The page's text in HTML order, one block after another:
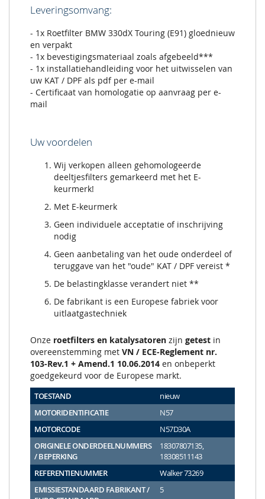
Leveringsomvang:
- 1x Roetfilter BMW 330dX Touring (E91) gloednieuw
en verpakt
- 1x bevestigingsmateriaal zoals afgebeeld***
- 1x installatiehandleiding voor het uitwisselen van
uw KAT / DPF als pdf per e-mail
- Certificaat van homologatie op aanvraag per e-
mail
Uw voordelen
Wij verkopen alleen gehomologeerde
deeltjesfilters gemarkeerd met het E-
keurmerk!
Met E-keurmerk
Geen individuele acceptatie of inschrijving
nodig
Geen aanbetaling van het oude onderdeel of
teruggave van het "oude" KAT / DPF vereist *
De belastingklasse verandert niet **
De fabrikant is een Europese fabriek voor
uitlaatgastechniek
Onze roetfilters en katalysatoren zijn getest in
overeenstemming met VN / ECE-Reglement nr.
103-Rev.1 + Amend.1 10.06.2014 en onbeperkt
goedgekeurd voor de Europese markt.
TOESTAND
nieuw
MOTORIDENTIFICATIE
N57
MOTORCODE
N57D30A
ORIGINELE ONDERDEELNUMMERS
/ BEPERKING
18307807135,
18308511143
REFERENTIENUMMER
Walker 73269
EMISSIESTANDAARD FABRIKANT /
5